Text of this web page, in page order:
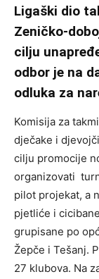
Ligaški dio
Zeničko-
cilju
odbor je na
odluka za
Komisija za
dječake i
cilju promocije
organizovati
pilot projekat, a
pjetliće i
grupisane po
Žepče i Tešanj.
27 klubova. Na